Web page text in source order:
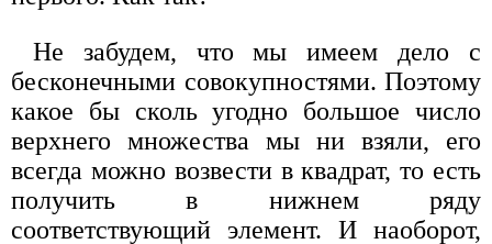
Не забудем, что мы имеем дело с
бесконечными совокупностями. Поэтому
какое бы сколь угодно большое число
верхнего множества мы ни взяли, его
всегда можно возвести в квадрат, то есть
получить в нижнем ряду
соответствующий элемент. И наоборот,